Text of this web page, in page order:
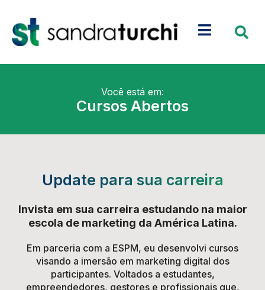
Você está em:
Cursos Abertos
Update para sua carreira
Invista em sua carreira estudando na maior
escola de marketing da América Latina.
Em parceria com a ESPM, eu desenvolvi cursos
visando a imersão em marketing digital dos
participantes. Voltados a estudantes,
empreendedores, gestores e profissionais que,